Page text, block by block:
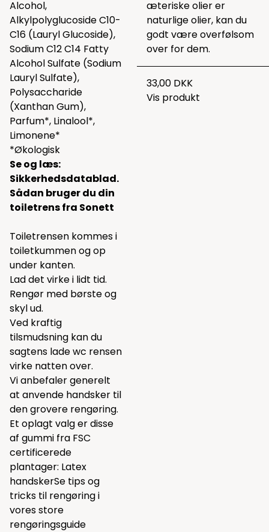
Alcohol,
Alkylpolyglucoside C10-
C16 (Lauryl Glucoside),
Sodium C12 C14 Fatty
Alcohol Sulfate (Sodium
Lauryl Sulfate),
Polysaccharide
(Xanthan Gum),
Parfum*, Linalool*,
Limonene*
*Økologisk
Se og læs:
Sikkerhedsdatablad.
Sådan bruger du din
toiletrens fra Sonett
Toiletrensen kommes i
toiletkummen og op
under kanten.
Lad det virke i lidt tid.
Rengør med børste og
skyl ud.
Ved kraftig
tilsmudsning kan du
sagtens lade wc rensen
virke natten over.
Vi anbefaler generelt
at anvende handsker til
den grovere rengøring.
Et oplagt valg er disse
af gummi fra FSC
certificerede
plantager: Latex
handskerSe tips og
tricks til rengøring i
voresstore
rengøringsguide
æteriske olier er
naturlige olier, kan du
godt være overfølsom
over for dem.
33,00 DKK
Vis produkt